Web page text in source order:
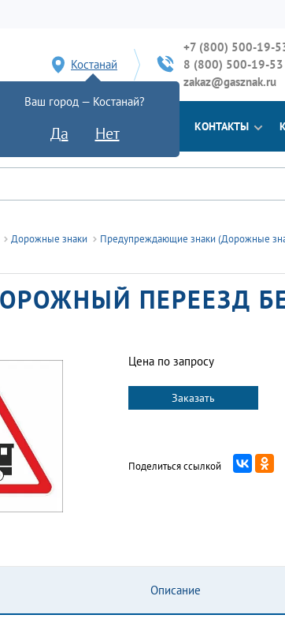
Костанай
Ваш город — Костанай?
Да Нет
+7 (800) 500-19-
8 (800) 500-19-53
zakaz@gasznak.ru
ДОКУМЕНТЫ КОНТАКТЫ
Дорожные знаки Предупреждающие знаки (Дорожные
ПЕРЕЕЗД
Цена по запросу
Заказать
Поделиться ссылкой
Описание